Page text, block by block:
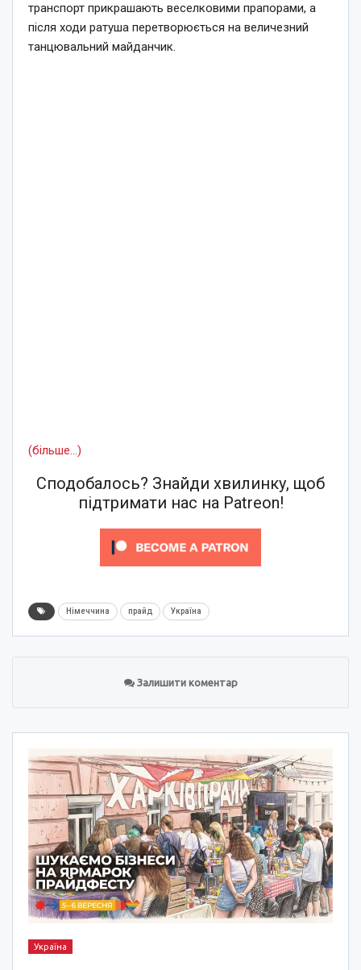
транспорт прикрашають веселковими прапорами, а
після ходи ратуша перетворюється на величезний
танцювальний майданчик.
(більше…)
Сподобалось? Знайди хвилинку, щоб
підтримати нас на Patreon!
Німеччина прайд Україна
Залишити коментар
Україна